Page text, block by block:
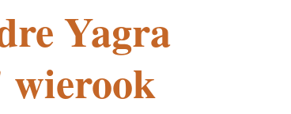
Yagra
wierook